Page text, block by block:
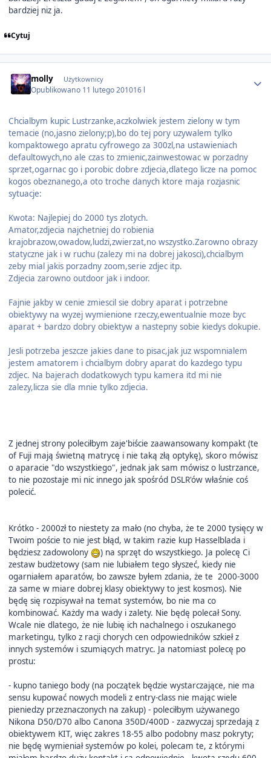
bardziej niz ja.
Cytuj
molly Użytkownicy
Opublikowano 11 lutego 201016 l
Chcialbym kupic Lustrzanke,aczkolwiek jestem zielony w tym
temacie (no,jasno zielony;p),bo do tej pory uzywalem tylko
kompaktowego apratu cyfrowego za 300zl,na ustawieniach
defaultowych,no ale czas to zmienic,zainwestowac w porzadny
sprzet,ogarnac go i porobic dobre zdjecia,dlatego licze na pomoc
kogos obeznanego,a oto troche danych ktore maja rozjasnic
sytuacje:
Kwota: Najlepiej do 2000 tys zlotych.
Amator,zdjecia najchetniej do robienia
krajobrazow,owadow,ludzi,zwierzat,no wszystko.Zarowno obrazy
statyczne jak i w ruchu (zalezy mi na dobrej jakosci),chcialbym
zeby mial jakis porzadny zoom,serie zdjec itp.
Zdjecia zarowno outdoor jak i indoor.
Fajnie jakby w cenie zmiescil sie dobry aparat i potrzebne
obiektywy na wyzej wymienione rzeczy,ewentualnie moze byc
aparat + bardzo dobry obiektyw a nastepny sobie kiedys dokupie.
Jesli potrzeba jeszcze jakies dane to pisac,jak juz wspomnialem
jestem amatorem i chcialbym dobry aparat do kazdego typu
zdjec. Na bajerach dodatkowych typu kamera itd mi nie
zalezy,licza sie dla mnie tylko zdjecia.
Z jednej strony poleciłbym zaje'biście zaawansowany kompakt (te
of Fuji mają świetną matrycę i nie taką złą optykę), skoro mówisz
o aparacie "do wszystkiego", jednak jak sam mówisz o lustrzance,
to nie pozostaje mi nic innego jak spośród DSLR'ów właśnie coś
polecić.
Krótko - 2000zł to niestety za mało (no chyba, że te 2000 tysięcy w
Twoim poście to nie jest błąd, w takim razie kup Hasselblada i
będziesz zadowolony
) na sprzęt do wszystkiego. Ja polecę Ci
zestaw budżetowy (sam nie lubiałem tego słyszeć, kiedy nie
ogarniałem aparatów, bo zawsze byłem zdania, że te 2000-3000
za same w miare dobrej klasy obiektywy to jest kosmos). Nie
będę się rozpisywał na temat systemów, bo nie ma co
kombinować. Każdy ma wady i zalety. Nie będę polecał Sony.
Wcale nie dlatego, że nie lubię ich nachalnego i oszukanego
marketingu, tylko z racji chorych cen odpowiedników szkieł z
innych systemów i szumiących matryc. Ja natomiast polecę po
prostu:
- kupno taniego body (na początek będzie wystarczające, nie ma
sensu kupować nowych modeli z entry-class nie mając wiele
pieniedzy przeznaczonych na zakup) - poleciłbym używanego
Nikona D50/D70 albo Canona 350D/400D - zazwyczaj sprzedają z
obiektywem KIT, więc zakres 18-55 albo podobny masz pokryty;
nie będę wymieniał systemów po kolei, polecam te, z którymi